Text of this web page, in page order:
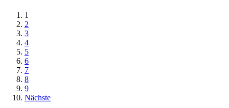
1
2
3
4
5
6
7
8
9
Nächste